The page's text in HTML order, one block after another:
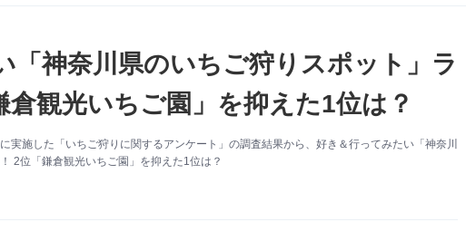
「神奈川県のいちご狩りスポット」ラ
倉観光いちご園」を抑えた1位は？
実施した「いちご狩りに関するアンケート」の調査結果から、好き＆行ってみたい「神奈川
2位「鎌倉観光いちご園」を抑えた1位は？